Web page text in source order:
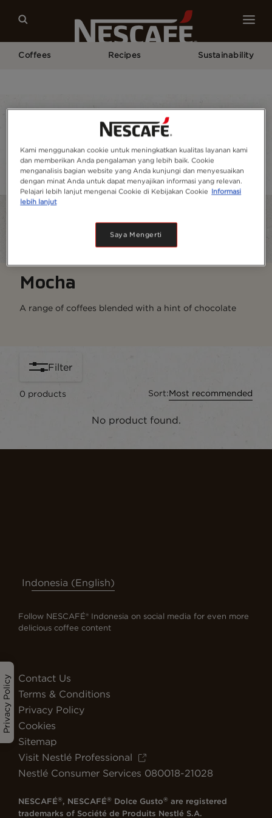
Coffees Recipes Sustainability
Our coffees
Coffee types Coffee formats Coffee
Mocha
A range of coffees blended with a hint of chocolate
Filter
0 products Sort:Most recommended
No product found.
Privacy Policy
Indonesia (English)
Follow NESCAFÉ® Indonesia on social media for even more
delicious coffee content
Contact Us
Terms & Conditions
Privacy Policy
Cookies
Sitemap
Visit Nestlé Professional
Nestlé Consumer Services 080018-21028
NESCAFÉ®, NESCAFÉ® Dolce Gusto® are registered
trademarks of Société de Produits Nestlé S.A.
Kami menggunakan cookie untuk meningkatkan kualitas layanan kami
dan memberikan Anda pengalaman yang lebih baik. Cookie
menganalisis bagian website yang Anda kunjungi dan menyesuaikan
dengan minat Anda untuk dapat menyajikan informasi yang relevan.
Pelajari lebih lanjut mengenai Cookie di Kebijakan Cookie Informasi
lebih lanjut
Saya Mengerti